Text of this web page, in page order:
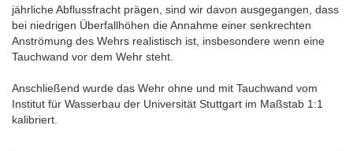
jährliche Abflussfracht prägen, sind wir davon ausgegangen, dass
bei niedrigen Überfallhöhen die Annahme einer senkrechten
Anströmung des Wehrs realistisch ist, insbesondere wenn eine
Tauchwand vor dem Wehr steht.
Anschließend wurde das Wehr ohne und mit Tauchwand vom
Institut für Wasserbau der Universität Stuttgart im Maßstab 1:1
kalibriert.